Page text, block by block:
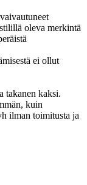
oleva merkintä
ei ollut
takanen kaksi.
kuin
ilman toimitusta ja